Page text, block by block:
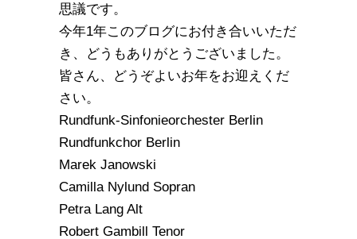
思議です。
今年1年このブログにお付き合いいただ
き、どうもありがとうございました。
皆さん、どうぞよいお年をお迎えくだ
さい。
Rundfunk-Sinfonieorchester Berlin
Rundfunkchor Berlin
Marek Janowski
Camilla Nylund Sopran
Petra Lang Alt
Robert Gambill Tenor